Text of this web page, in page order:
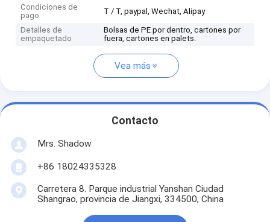
Condiciones de
pago
T / T, paypal, Wechat, Alipay
Detalles de
empaquetado
Bolsas de PE por dentro, cartones por
fuera, cartones en palets.
Vea más
Contacto
Mrs. Shadow
+86 18024335328
Carretera 8. Parque industrial Yanshan Ciudad
Shangrao, provincia de Jiangxi, 334500, China